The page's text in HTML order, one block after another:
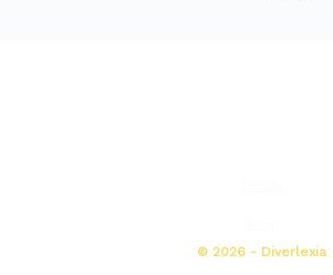
© 2026 - Diverlexia